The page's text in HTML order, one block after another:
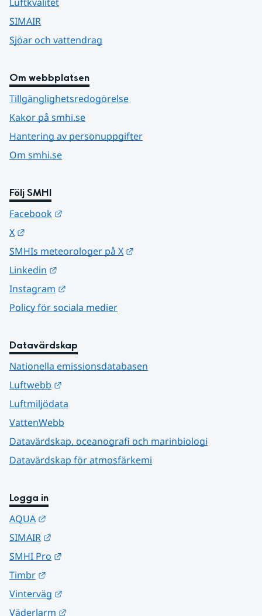
SIMAIR
Sjöar och vattendrag
Om webbplatsen
Tillgänglighetsredogörelse
Kakor på smhi.se
Hantering av personuppgifter
Om smhi.se
Följ SMHI
Facebook
X
SMHIs meteorologer på X
Linkedin
Instagram
Policy för sociala medier
Datavärdskap
Nationella emissionsdatabasen
Luftwebb
Luftmiljödata
VattenWebb
Datavärdskap, oceanografi och marinbiologi
Datavärdskap för atmosfärkemi
Logga in
AQUA
SIMAIR
SMHI Pro
Timbr
Vinterväg
Väderlarm